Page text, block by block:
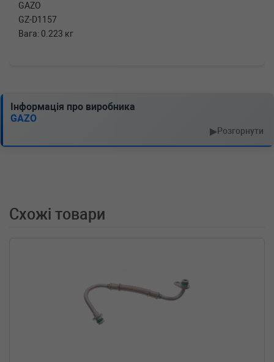
GAZO
GZ-D1157
Вага: 0.223 кг
Інформація про виробника
GAZO
▶Розгорнути
Схожі товари